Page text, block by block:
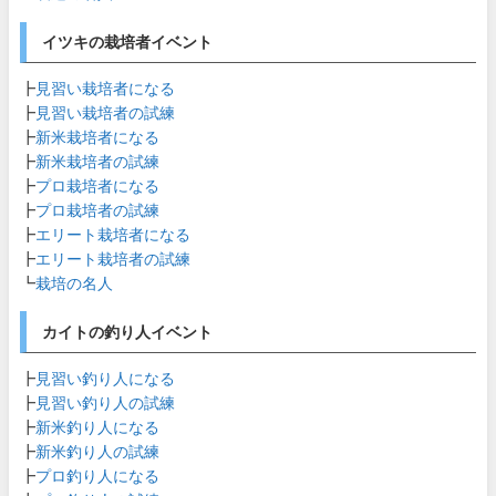
イツキの栽培者イベント
┣ 見習い栽培者になる
┣ 見習い栽培者の試練
┣新米栽培者になる
┣新米栽培者の試練
┣プロ栽培者になる
┣プロ栽培者の試練
┣エリート栽培者になる
┣エリート栽培者の試練
┗栽培の名人
カイトの釣り人イベント
┣ 見習い釣り人になる
┣ 見習い釣り人の試練
┣新米釣り人になる
┣新米釣り人の試練
┣プロ釣り人になる